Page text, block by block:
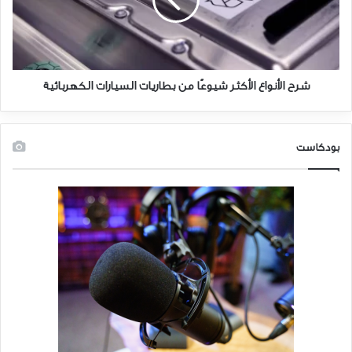
تتمتع MG-ZS EV أيضًا بمدى غزير يبلغ 461 كم في حالة الشحن الكامل.
بالطبع ، ينخفض أداء العالم الحقيقي ولكن لا يزال بإمكانك توقع تغطية أكثر
من 400 كيلومتر في أي من هذه السيارات الكهربائية دون التوقف لشحن. هذا
مسار سهل من دلهي إلى شيملا دفعة واحدة.
من ناحية أخرى ، إذا كنت عالقًا في سيارة كهربائية تقطع مسافة محدودة
حسنًا ، لا تسافر. ببساطة لأن إعادة شحن السيارة الكهربائية ليس سهلاً مثل
التزود بالوقود أو الديزل. يستغرق الأمر وقتًا ، أكثر من ساعة حتى في أسرع
سيناريوهات الشحن. لذلك لا توجد طريقة لقيادة سيارة كهربائية دون
التخطيط المسبق لجدول الشحن الخاص بها. هذا يقودنا إلى النقطة التالية.
نظرًا لأن صانعي السيارات الكهربائية يسلطون الضوء في الغالب على النطاق
، فغالبًا ما يظل الناس يركزون عليه وينسون التحقق من هذا العنصر المهم
في EV. إذا قطعت سيارتك الكهربائية مسافات طويلة ولكنها تستغرق وقتًا
طويلاً لإعادة شحنها ، فلا يمكن أن تكون خطط سفرك تلقائية كما قد ترغب.
بطاريات
السيارات
الكهربائية
شرح الأنواع الأكثر شيوعًا من بطاريات السيارات الكهربائية
بودكاست